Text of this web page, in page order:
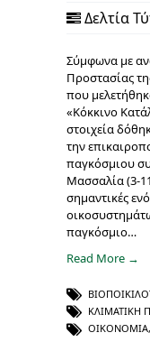
Δελτία
Σύμφωνα με
Προστασίας
που
«Κόκκινο
στοιχεία
την
παγκόσμιου
Μασσαλία (3-
σημαντικές
παγκόσμιο…
Read More →
ΚΛΙΜΑΤΙΚΉ
ΟΙΚΟΝΟΜΊΑ,